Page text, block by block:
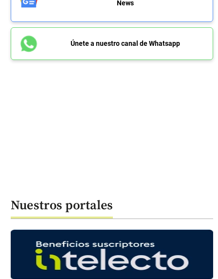
News
Únete a nuestro canal de Whatsapp
Nuestros portales